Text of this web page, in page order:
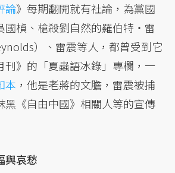
論》每期翻開就有社論，為黨國
國楨、槍殺劉自然的羅伯特・雷
）、雷震等人，都曾受到它
刊》的「夏蟲語冰錄」專欄，一
本 ，他是老蔣的文膽，雷震被捕
黑《自由中國》相關人等的宣傳
與哀愁